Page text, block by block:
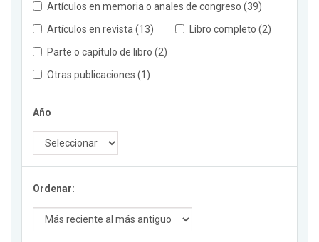
Artículos en memoria o anales de congreso (39)
Artículos en revista (13)
Libro completo (2)
Parte o capítulo de libro (2)
Otras publicaciones (1)
Año
Ordenar: